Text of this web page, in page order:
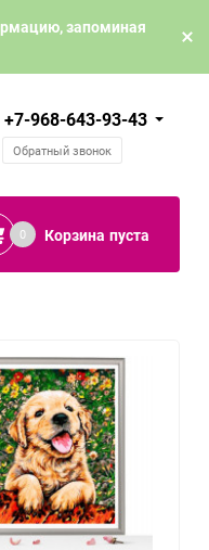
запоминая
+7-968-643-93-43
Обратный звонок
0 Корзина пуста